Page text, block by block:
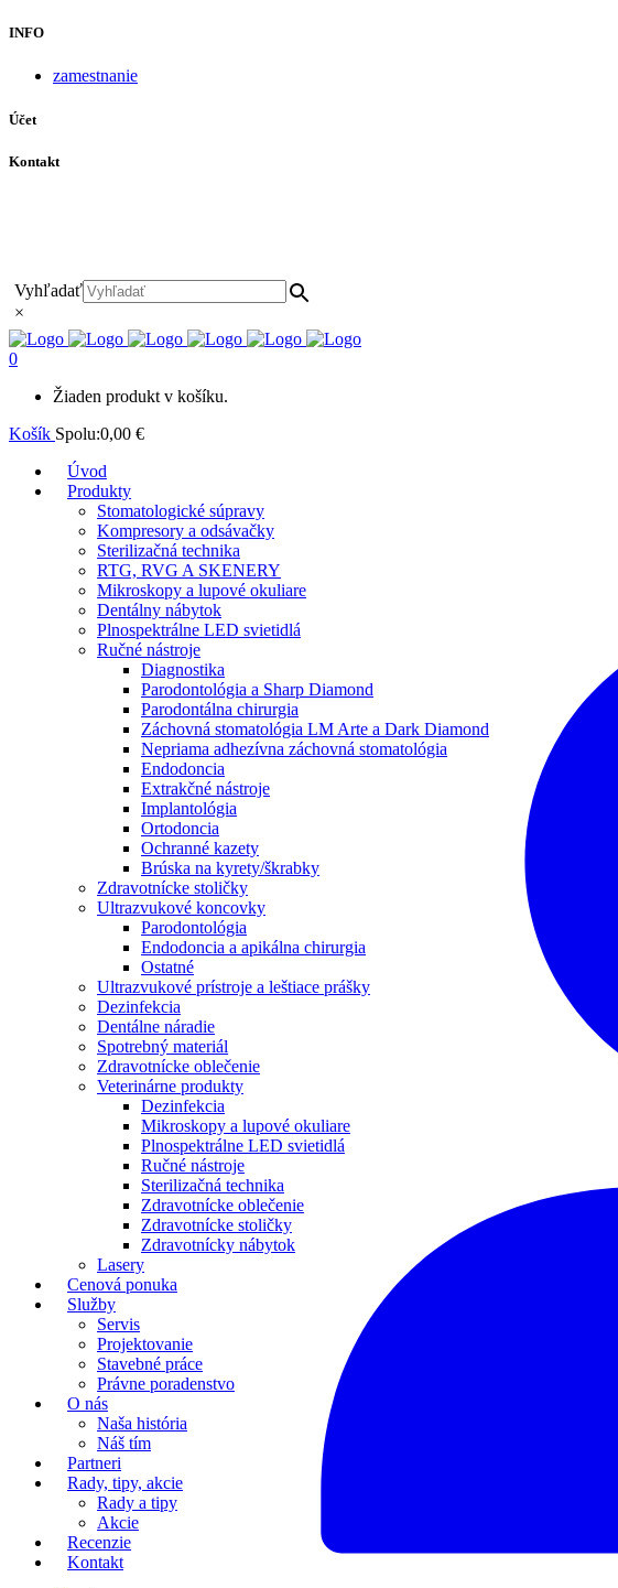
INFO
zamestnanie
Účet
Kontakt
Vyhľadať
×
0
Žiaden produkt v košíku.
Košík Spolu:0,00 €
Úvod
Produkty
Stomatologické súpravy
Kompresory a odsávačky
Sterilizačná technika
RTG, RVG A SKENERY
Mikroskopy a lupové okuliare
Dentálny nábytok
Plnospektrálne LED svietidlá
Ručné nástroje
Diagnostika
Parodontológia a Sharp Diamond
Parodontálna chirurgia
Záchovná stomatológia LM Arte a Dark Diamond
Nepriama adhezívna záchovná stomatológia
Endodoncia
Extrakčné nástroje
Implantológia
Ortodoncia
Ochranné kazety
Brúska na kyrety/škrabky
Zdravotnícke stoličky
Ultrazvukové koncovky
Parodontológia
Endodoncia a apikálna chirurgia
Ostatné
Ultrazvukové prístroje a leštiace prášky
Dezinfekcia
Dentálne náradie
Spotrebný materiál
Zdravotnícke oblečenie
Veterinárne produkty
Dezinfekcia
Mikroskopy a lupové okuliare
Plnospektrálne LED svietidlá
Ručné nástroje
Sterilizačná technika
Zdravotnícke oblečenie
Zdravotnícke stoličky
Zdravotnícky nábytok
Lasery
Cenová ponuka
Služby
Servis
Projektovanie
Stavebné práce
Právne poradenstvo
O nás
Naša história
Náš tím
Partneri
Rady, tipy, akcie
Rady a tipy
Akcie
Recenzie
Kontakt